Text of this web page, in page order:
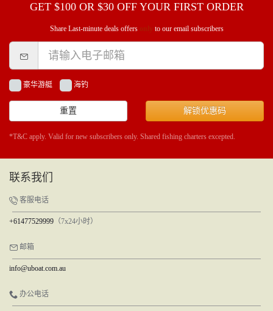
GET $100 OR $30 OFF YOUR FIRST ORDER
Share Last-minute deals offers only to our email subscribers
豪华游艇 海钓
重置 解锁优惠码
*T&C apply. Valid for new subscribers only. Shared fishing charters excepted.
联系我们
客服电话
+61477529999 （7x24小时）
邮箱
info@uboat.com.au
办公电话